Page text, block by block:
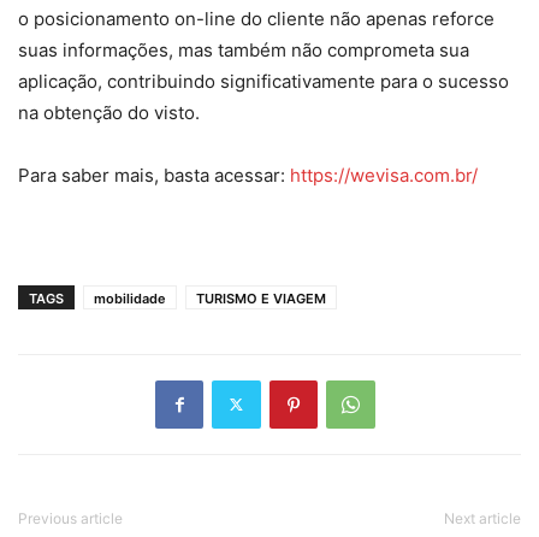
o posicionamento on-line do cliente não apenas reforce
suas informações, mas também não comprometa sua
aplicação, contribuindo significativamente para o sucesso
na obtenção do visto.
Para saber mais, basta acessar: https://wevisa.com.br/
TAGS mobilidade TURISMO E VIAGEM
Previous article Next article